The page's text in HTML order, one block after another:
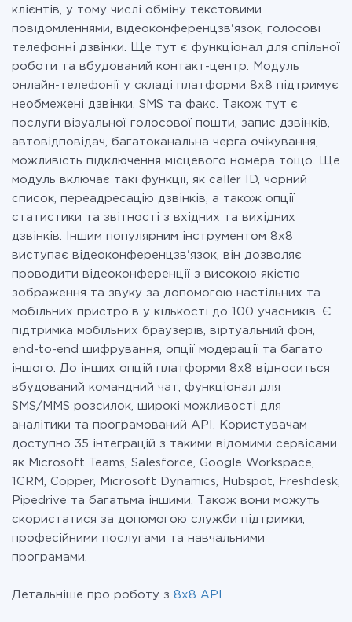
клієнтів, у тому числі обміну текстовими
повідомленнями, відеоконференцзв'язок, голосові
телефонні дзвінки. Ще тут є функціонал для спільної
роботи та вбудований контакт-центр. Модуль
онлайн-телефонії у складі платформи 8х8 підтримує
необмежені дзвінки, SMS та факс. Також тут є
послуги візуальної голосової пошти, запис дзвінків,
автовідповідач, багатоканальна черга очікування,
можливість підключення місцевого номера тощо. Ще
модуль включає такі функції, як caller ID, чорний
список, переадресацію дзвінків, а також опції
статистики та звітності з вхідних та вихідних
дзвінків. Іншим популярним інструментом 8х8
виступає відеоконференцзв'язок, він дозволяє
проводити відеоконференції з високою якістю
зображення та звуку за допомогою настільних та
мобільних пристроїв у кількості до 100 учасників. Є
підтримка мобільних браузерів, віртуальний фон,
end-to-end шифрування, опції модерації та багато
іншого. До інших опцій платформи 8х8 відноситься
вбудований командний чат, функціонал для
SMS/MMS розсилок, широкі можливості для
аналітики та програмований API. Користувачам
доступно 35 інтеграцій з такими відомими сервісами
як Microsoft Teams, Salesforce, Google Workspace,
1CRM, Copper, Microsoft Dynamics, Hubspot, Freshdesk,
Pipedrive та багатьма іншими. Також вони можуть
скористатися за допомогою служби підтримки,
професійними послугами та навчальними
програмами.
Детальніше про роботу з 8x8 API